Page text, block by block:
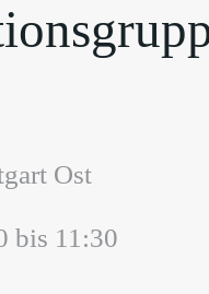
Ost
bis 11:30